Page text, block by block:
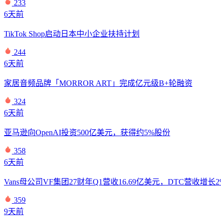
233
6天前
TikTok Shop启动日本中小企业扶持计划
244
6天前
家居音频品牌「MORROR ART」完成亿元级B+轮融资
324
6天前
亚马逊向OpenAI投资500亿美元，获得约5%股份
358
6天前
Vans母公司VF集团27财年Q1营收16.69亿美元，DTC营收增长
359
9天前